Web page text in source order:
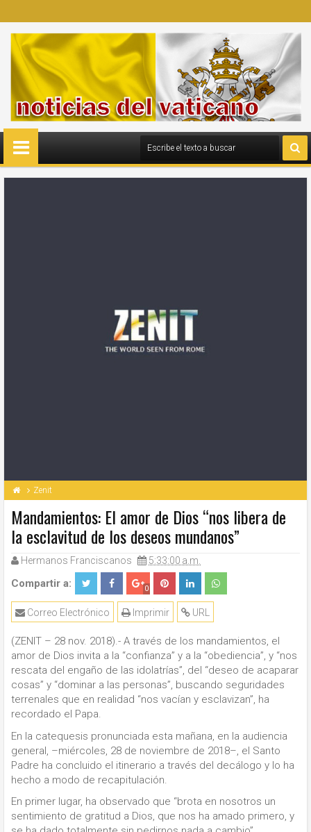
Zenit
Mandamientos: El amor de Dios “nos libera de
la esclavitud de los deseos mundanos”
Hermanos Franciscanos 5:33:00 a.m.
Compartir a: 0
URL
Imprimir
Correo Electrónico
(ZENIT – 28 nov. 2018).- A través de los mandamientos, el
amor de Dios invita a la “confianza” y a la “obediencia”, y “nos
rescata del engaño de las idolatrías”, del “deseo de acaparar
cosas” y “dominar a las personas”, buscando seguridades
terrenales que en realidad “nos vacían y esclavizan”, ha
recordado el Papa.
En la catequesis pronunciada esta mañana, en la audiencia
general, –miércoles, 28 de noviembre de 2018–, el Santo
Padre ha concluido el itinerario a través del decálogo y lo ha
hecho a modo de recapitulación.
En primer lugar, ha observado que “brota en nosotros un
sentimiento de gratitud a Dios, que nos ha amado primero, y